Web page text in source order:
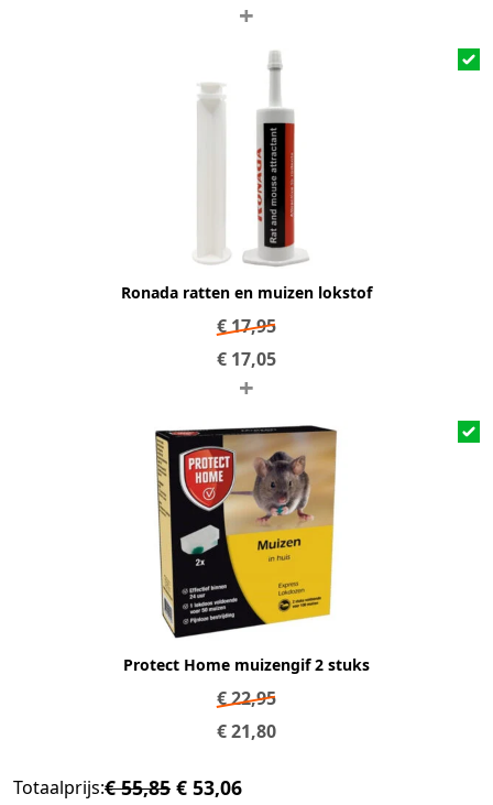
+
Ronada ratten en muizen lokstof
€17,95
€ 17,05
+
Protect Home muizengif 2 stuks
€22,95
€21,80
Totaalprijs:€ 55,85 € 53,06